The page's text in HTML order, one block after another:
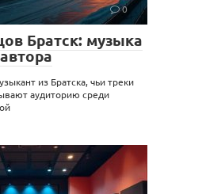
0
Братск: музыка
из Братска, чьи треки
аудиторию среди